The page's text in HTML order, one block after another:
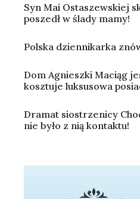
Syn Mai Ostaszewskiej
poszedł w ślady mamy!
Polska dziennikarka
Dom Agnieszki Maciąg
kosztuje luksusowa
Dramat siostrzenicy
nie było z nią kontaktu!